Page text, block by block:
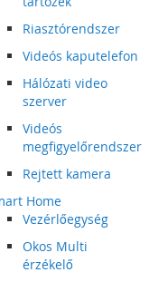
Riasztórendszer
Videós kaputelefon
Hálózati video
szerver
Videós
megfigyelőrendszer
Rejtett kamera
Home
Vezérlőegység
Okos Multi
érzékelő